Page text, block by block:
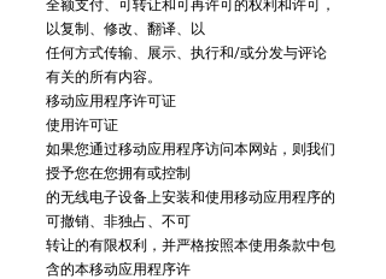
全额支付、可转让和可再许可的权利和许可，
以复制、修改、翻译、以
任何方式传输、展示、执行和/或分发与评论
有关的所有内容。
移动应用程序许可证
使用许可证
如果您通过移动应用程序访问本网站，则我们
授予您在您拥有或控制
的无线电子设备上安装和使用移动应用程序的
可撤销、非独占、不可
转让的有限权利，并严格按照本使用条款中包
含的本移动应用程序许